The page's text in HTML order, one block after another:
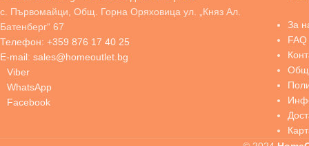
с. Първомайци, Общ. Горна Оряховица ул. „Княз Ал.
Батенберг“ 67
Телефон: +359 876 17 40 25
E-mail: sales@homeoutlet.bg
Viber
WhatsApp
Facebook
За
FAQ